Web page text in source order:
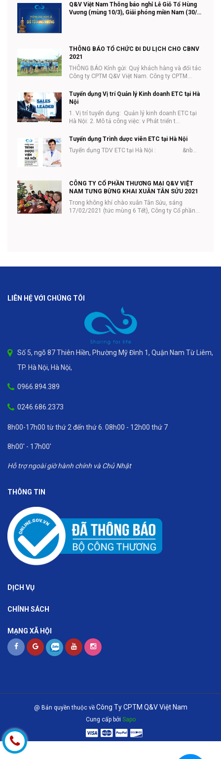
Q&V Việt Nam Thông báo nghỉ Lễ Giỗ Tổ Hùng
Vương (mùng 10/3), Giải phóng miền Nam (30/4)
THÔNG BÁO TỔ CHỨC ĐI DU LỊCH CHO CBNV
2021
THÔNG BÁO Kính gửi: Quý khách hàng và đối tác
Công ty CPTM Q&V Việt Nam. Công ty CPTM
Tuyển dụng Vị trí Quản lý Kinh doanh ETC tại Hà
Nội
1. Vị trí tuyển dụng: Quản lý kinh doanh ETC tại
Hà Nội: 2. Mô tả công việc: v Phát triển t...
Tuyển dụng Trình dược viên ETC tại Hà Nội
Tuyển dụng TDV ETC tại Hà Nội : &nb...
CÔNG TY CỔ PHẦN THƯƠNG MẠI Q&V VIỆT
NAM TƯNG BỪNG KHAI XUÂN TÂN SỬU 2021
Trong không khí chào xuân Tân Sửu, sáng
17/02/2021 (tức mùng 6 Tết), Công ty Cổ phần
LIÊN HỆ VỚI CHÚNG TÔI
Số 5, ngõ 87 Thiên Hiền, Phường Mỹ Đình 1, Quận Nam Từ Liêm,
TP. Hà Nội, Hà Nội,
0966.894.389
0246.686.2373
8h00-17h00 từ thứ 2 đến thứ 6. 08h00 - 12h00 thứ 7
8h00' - 17h00'
Hỗ trợ ngoài giờ hành chính và Chủ Nhật
THÔNG TIN
DỊCH VỤ
CHÍNH SÁCH
MẠNG XÃ HỘI
@ Bản quyền thuộc về Công Ty CPTM Q&V Việt Nam
Cung cấp bởi Sapo